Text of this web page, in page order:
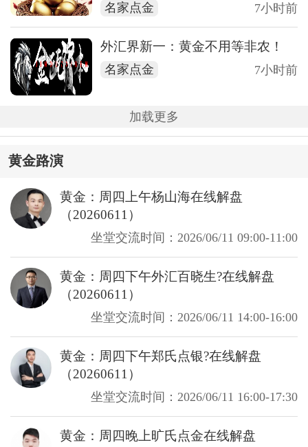
名家点金 7小时前
外汇界新一：黄金不用等非农！
名家点金 7小时前
加载更多
黄金路演
黄金：周四上午杨山海在线解盘
（20260611）
坐堂交流时间：2026/06/11 09:00-11:00
黄金：周四下午外汇百晓生?在线解盘
（20260611）
坐堂交流时间：2026/06/11 14:00-16:00
黄金：周四下午郑氏点银?在线解盘
（20260611）
坐堂交流时间：2026/06/11 16:00-17:30
黄金：周四晚上旷氏点金在线解盘